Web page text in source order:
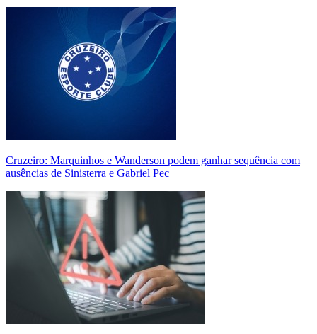
Cruzeiro: Marquinhos e Wanderson podem ganhar sequência com
ausências de Sinisterra e Gabriel Pec